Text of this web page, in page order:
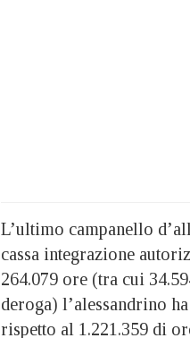
L’ultimo campanello
cassa integrazione
264.079 ore (tra cui
deroga) l’alessandrino
rispetto al 1.221.359 di